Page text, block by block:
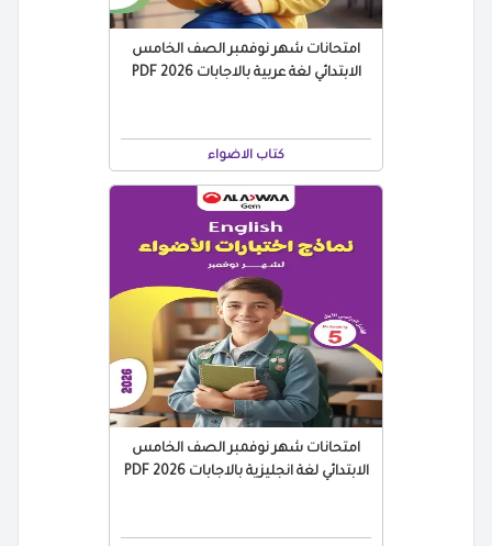
امتحانات شهر نوفمبر الصف الخامس
الابتدائي لغة عربية بالاجابات 2026 PDF
كتاب الاضواء
امتحانات شهر نوفمبر الصف الخامس
الابتدائي لغة انجليزية بالاجابات 2026 PDF